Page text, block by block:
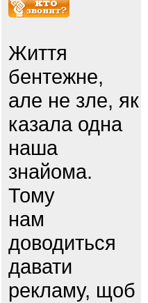
Життя
бентежне,
але не зле, як
казала одна
наша
знайома.
Тому
нам
доводиться
давати
рекламу, щоб